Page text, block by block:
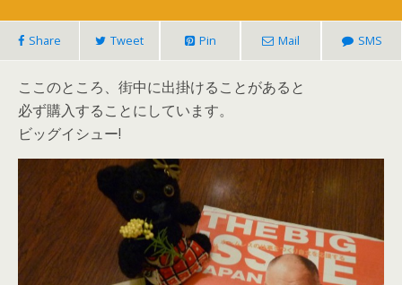
Share Tweet Pin Mail SMS
ここのところ、街中に出掛けることがあると
必ず購入することにしています。
ビッグイシュー!